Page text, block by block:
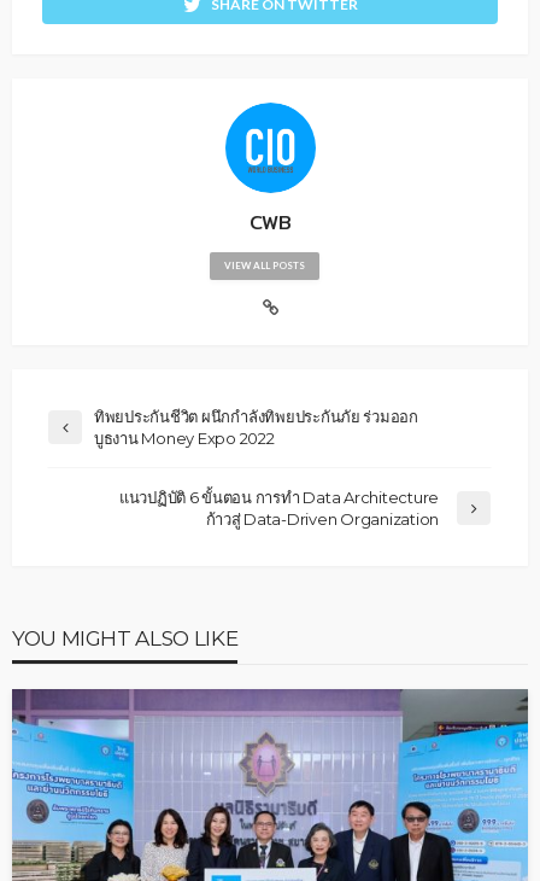
SHARE ON TWITTER
CWB
VIEW ALL POSTS
ทิพยประกันชีวิต ผนึกกำลังทิพยประกันภัย ร่วมออก
บูธงาน Money Expo 2022
แนวปฏิบัติ 6 ขั้นตอน การทำ Data Architecture
ก้าวสู่ Data-Driven Organization
YOU MIGHT ALSO LIKE